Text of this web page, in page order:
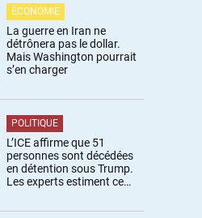
ÉCONOMIE
La guerre en Iran ne
détrônera pas le dollar.
Mais Washington pourrait
s’en charger
POLITIQUE
L’ICE affirme que 51
personnes sont décédées
en détention sous Trump.
Les experts estiment ce